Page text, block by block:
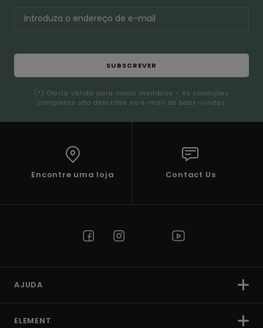
SUBSCREVER
(*) Oferta válida para novos membros - As condições
completas são descritas no e-mail de boas-vindas
Encontre uma loja Contact Us
AJUDA
ELEMENT